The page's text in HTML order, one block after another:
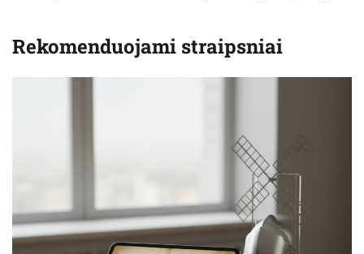
Rekomenduojami straipsniai